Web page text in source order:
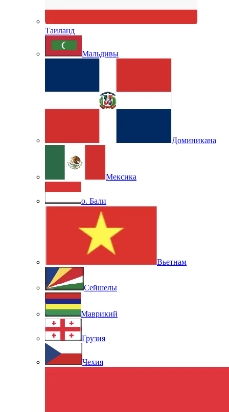
Таиланд
Мальдивы
Доминикана
Мексика
о. Бали
Вьетнам
Сейшелы
Маврикий
Грузия
Чехия